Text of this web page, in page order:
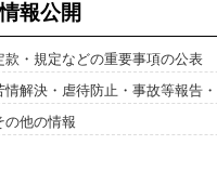
報公開
款・規定などの重要事項の公表
情解決・虐待防止・事故等報告
の他の情報